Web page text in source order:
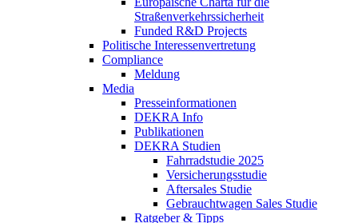
Straßenverkehrssicherheit
Funded R&D Projects
Politische Interessenvertretung
Compliance
Meldung
Media
Presseinformationen
DEKRA Info
Publikationen
DEKRA Studien
Fahrradstudie 2025
Versicherungsstudie
Aftersales Studie
Gebrauchtwagen Sales Studie
Ratgeber & Tipps